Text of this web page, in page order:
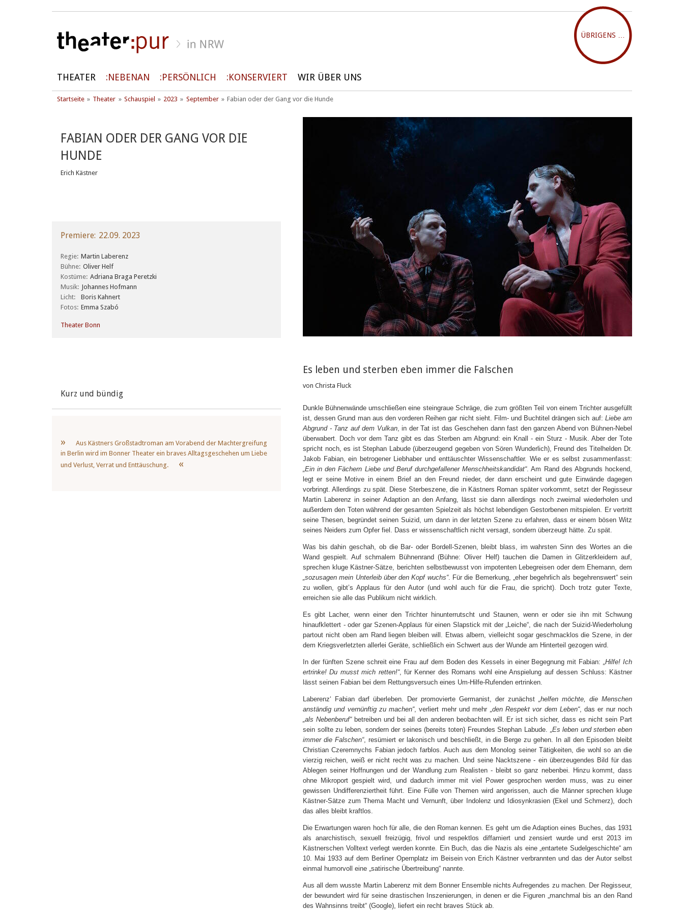
ÜBRIGENS …
THEATER NEBENAN PERSÖNLICH KONSERVIERT WIR ÜBER UNS
Startseite Theater Schauspiel 2023 September Fabian oder der Gang vor die Hunde
Es leben und sterben eben immer die Falschen
von Christa Fluck
Dunkle Bühnenwände umschließen eine steingraue Schräge, die zum größten Teil von einem Trichter ausgefüllt
ist, dessen Grund man aus den vorderen Reihen gar nicht sieht. Film- und Buchtitel drängen sich auf: Liebe am
Abgrund - Tanz auf dem Vulkan, in der Tat ist das Geschehen dann fast den ganzen Abend von Bühnen-Nebel
überwabert. Doch vor dem Tanz gibt es das Sterben am Abgrund: ein Knall - ein Sturz - Musik. Aber der Tote
spricht noch, es ist Stephan Labude (überzeugend gegeben von Sören Wunderlich), Freund des Titelhelden Dr.
Jakob Fabian, ein betrogener Liebhaber und enttäuschter Wissenschaftler. Wie er es selbst zusammenfasst:
„Ein in den Fächern Liebe und Beruf durchgefallener Menschheitskandidat“. Am Rand des Abgrunds hockend,
legt er seine Motive in einem Brief an den Freund nieder, der dann erscheint und gute Einwände dagegen
vorbringt. Allerdings zu spät. Diese Sterbeszene, die in Kästners Roman später vorkommt, setzt der Regisseur
Martin Laberenz in seiner Adaption an den Anfang, lässt sie dann allerdings noch zweimal wiederholen und
außerdem den Toten während der gesamten Spielzeit als höchst lebendigen Gestorbenen mitspielen. Er vertritt
seine Thesen, begründet seinen Suizid, um dann in der letzten Szene zu erfahren, dass er einem bösen Witz
seines Neiders zum Opfer fiel. Dass er wissenschaftlich nicht versagt, sondern überzeugt hätte. Zu spät.
Was bis dahin geschah, ob die Bar- oder Bordell-Szenen, bleibt blass, im wahrsten Sinn des Wortes an die
Wand gespielt. Auf schmalem Bühnenrand (Bühne: Oliver Helf) tauchen die Damen in Glitzerkleidern auf,
sprechen kluge Kästner-Sätze, berichten selbstbewusst von impotenten Lebegreisen oder dem Ehemann, dem
„sozusagen mein Unterleib über den Kopf wuchs“. Für die Bemerkung, „eher begehrlich als begehrenswert“ sein
zu wollen, gibt’s Applaus für den Autor (und wohl auch für die Frau, die spricht). Doch trotz guter Texte,
erreichen sie alle das Publikum nicht wirklich.
Es gibt Lacher, wenn einer den Trichter hinunterrutscht und Staunen, wenn er oder sie ihn mit Schwung
hinaufklettert - oder gar Szenen-Applaus für einen Slapstick mit der „Leiche“, die nach der Suizid-Wiederholung
partout nicht oben am Rand liegen bleiben will. Etwas albern, vielleicht sogar geschmacklos die Szene, in der
dem Kriegsverletzten allerlei Geräte, schließlich ein Schwert aus der Wunde am Hinterteil gezogen wird.
In der fünften Szene schreit eine Frau auf dem Boden des Kessels in einer Begegnung mit Fabian:
„Hilfe! Ich
ertrinke! Du musst mich retten!“, für Kenner des Romans wohl eine Anspielung auf dessen Schluss: Kästner
lässt seinen Fabian bei dem Rettungsversuch eines Um-Hilfe-Rufenden ertrinken.
Laberenz‘ Fabian darf überleben. Der promovierte Germanist, der zunächst
„helfen möchte, die Menschen
anständig und vernünftig zu machen“, verliert mehr und mehr „den Respekt vor dem Leben“, das er nur noch
„als Nebenberuf“betreiben und bei all den anderen beobachten will. Er ist sich sicher, dass es nicht sein Part
sein sollte zu leben, sondern der seines (bereits toten) Freundes Stephan Labude.
„Es leben und sterben eben
immer die Falschen“, resümiert er lakonisch und beschließt, in die Berge zu gehen. In all den Episoden bleibt
Christian Czeremnychs Fabian jedoch farblos. Auch aus dem Monolog seiner Tätigkeiten, die wohl so an die
vierzig reichen, weiß er nicht recht was zu machen. Und seine Nacktszene - ein überzeugendes Bild für das
Ablegen seiner Hoffnungen und der Wandlung zum Realisten - bleibt so ganz nebenbei. Hinzu kommt, dass
ohne Mikroport gespielt wird, und dadurch immer mit viel Power gesprochen werden muss, was zu einer
gewissen Undifferenziertheit führt. Eine Fülle von Themen wird angerissen, auch die Männer sprechen kluge
Kästner-Sätze zum Thema Macht und Vernunft, über Indolenz und Idiosynkrasien (Ekel und Schmerz), doch
das alles bleibt kraftlos.
Die Erwartungen waren hoch für alle, die den Roman kennen. Es geht um die Adaption eines Buches, das 1931
als anarchistisch, sexuell freizügig, frivol und respektlos diffamiert und zensiert wurde und erst 2013 im
Kästnerschen Volltext verlegt werden konnte. Ein Buch, das die Nazis als eine „entartete Sudelgeschichte“ am
10. Mai 1933 auf dem Berliner Opernplatz im Beisein von Erich Kästner verbrannten und das der Autor selbst
einmal humorvoll eine „satirische Übertreibung“ nannte.
Aus all dem wusste Martin Laberenz mit dem Bonner Ensemble nichts Aufregendes zu machen. Der Regisseur,
der bewundert wird für seine drastischen Inszenierungen, in denen er die Figuren „manchmal bis an den Rand
des Wahnsinns treibt“ (Google), liefert ein recht braves Stück ab.
FABIAN ODER DER GANG VOR DIE
HUNDE
Erich Kästner
Premiere 22.09. 2023
Regie Martin Laberenz
Bühne Oliver Helf
Kostüme Adriana Braga Peretzki
Musik Johannes Hofmann
Licht
Boris Kahnert
Fotos Emma Szabó
Theater Bonn
Kurz und bündig
Aus Kästners Großstadtroman am Vorabend der Machtergreifung
in Berlin wird im Bonner Theater ein braves Alltagsgeschehen um Liebe
und Verlust, Verrat und Enttäuschung.